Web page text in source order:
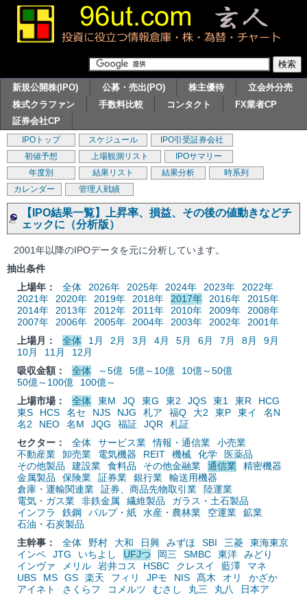
新規公開株(IPO) 公募・売出(PO) 株主優待
立会外分売
株式クラファン
手数料比較 コンタクト
FX業者CP
証券会社CP
IPOトップ スケジュール
IPO引受証券会社
初値予想
上場観測リスト
IPOサマリー
年度別
結果リスト 結果分析
時系列
カレンダー
管理人戦績
【IPO結果一覧】上昇率、損益、その後の値動きなどチ
ェックに（分析版）
2001年以降のIPOデータを元に分析しています。
抽出条件
上場年：
全体 2026年 2025年 2024年 2023年
2022年
2021年
2020年 2019年 2018年 2017年 2016年
2015年
2014年
2013年 2012年 2011年 2010年 2009年
2008年
2007年
2006年 2005年 2004年 2003年 2002年
2001年
上場月：
全体 1月 2月 3月 4月 5月 6月 7月 8月
9月
10月
11月
12月
吸収金額：
全体 ～5億 5億～10億
10億～50億
50億～100億
100億～
上場市場：
全体 東M JQ 東G 東2 JQS 東1 東R
HCG
東S
HCS 名セ NJS NJG 札ア 福Q 大2 東P 東イ
名N
名2
NEO 名M JQG 福証 JQR
札証
セクター：
全体 サービス業 情報・通信業
小売業
不動産業
卸売業 電気機器 REIT 機械 化学
医薬品
その他製品
建設業 食料品 その他金融業 通信業
精密機器
金属製品
保険業 証券業 銀行業
輸送用機器
倉庫・運輸関連業
証券、商品先物取引業
陸運業
電気・ガス業
非鉄金属 繊維製品
ガラス・土石製品
インフラ
鉄鋼 パルプ・紙 水産・農林業 空運業
鉱業
石油・石炭製品
主幹事：
全体 野村 大和 日興 みずほ SBI 三菱
東海東京
インベ
JTG いちよし UFJつ 岡三 SMBC 東洋
みどり
インヴァ
メリル 岩井コス HSBC クレスイ 藍澤
マネ
UBS
MS GS 楽天 フィリ JPモ NIS 髙木 オリ
かざか
アイネト
さくらフ コメルツ むさし 丸三 丸八
日本ア